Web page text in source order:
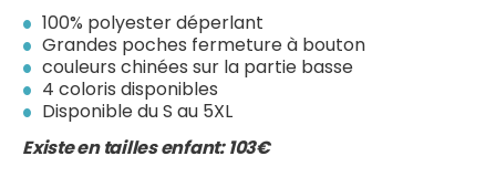
100% polyester déperlant
Grandes poches fermeture à bouton
couleurs chinées sur la partie basse
4 coloris disponibles
Disponible du S au 5XL
Existe en tailles enfant: 103€